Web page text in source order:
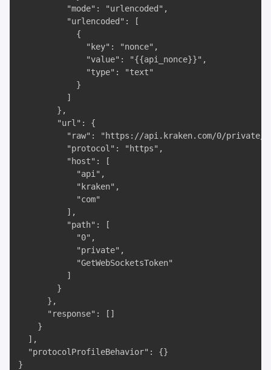
          "mode": "urlencoded",
          "urlencoded": [
            {
              "key": "nonce",
              "value": "{{api_nonce}}",
              "type": "text"
            }
          ]
        },
        "url": {
"raw": "https://api.kraken.com/0/private/
          "protocol": "https",
          "host": [
            "api",
            "kraken",
            "com"
          ],
          "path": [
            "0",
            "private",
            "GetWebSocketsToken"
          ]
        }
      },
      "response": []
    }
  ],
  "protocolProfileBehavior": {}
}